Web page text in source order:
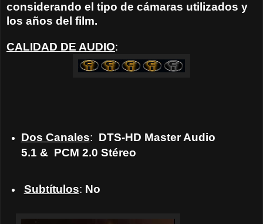
considerando el tipo de cámaras utilizados y
los años del film.
CALIDAD DE AUDIO:
Dos Canales: DTS-HD Master Audio
5.1 & PCM 2.0 Stéreo
Subtítulos: No